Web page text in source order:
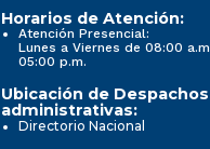
Horarios de Atención:
Atención Presencial:
Lunes a Viernes de 08:00
05:00 p.m.
Ubicación de
administrativas:
Directorio Nacional